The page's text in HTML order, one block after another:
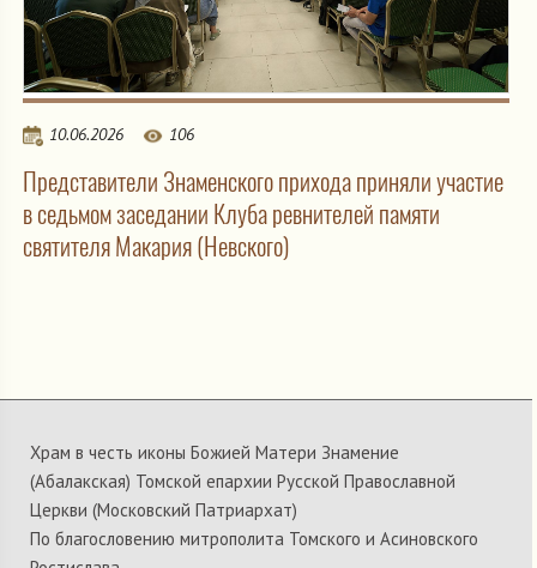
10.06.2026 106
Представители Знаменского прихода приняли участие
в седьмом заседании Клуба ревнителей памяти
святителя Макария (Невского)
Храм в честь иконы Божией Матери Знамение
(Абалакская) Томской епархии Русской Православной
Церкви (Московский Патриархат)
По благословению митрополита Томского и Асиновского